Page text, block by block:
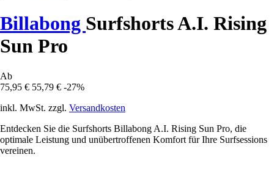
Billabong Surfshorts A.I. Rising
Sun Pro
Ab
75,95 € 55,79 € -27%
inkl. MwSt. zzgl. Versandkosten
Entdecken Sie die Surfshorts Billabong A.I. Rising Sun Pro, die
optimale Leistung und unübertroffenen Komfort für Ihre Surfsessions
vereinen.